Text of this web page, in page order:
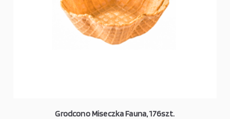
Grodcono Miseczka Fauna, 176szt.